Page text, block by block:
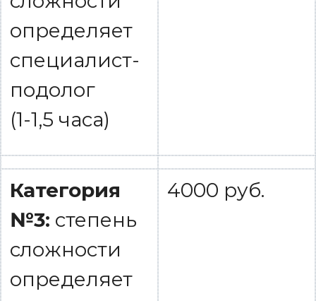
определяет
специалист-
подолог
(1-1,5 часа)
Категория
№3: степень
сложности
определяет
4000 руб.